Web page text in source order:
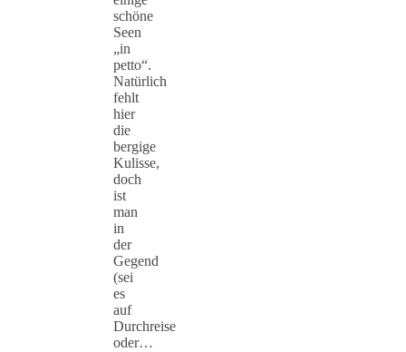
schöne
Seen
„in
petto“.
Natürlich
fehlt
hier
die
bergige
Kulisse,
doch
ist
man
in
der
Gegend
(sei
es
auf
Durchreise
oder…